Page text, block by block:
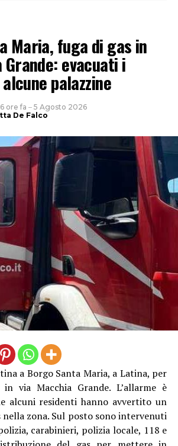
Maria, fuga di gas in
evacuati i
palazzine
6 ore fa – 5 Agosto 2026
De Falco
a Borgo Santa Maria, a Latina, per
via Macchia Grande. L’allarme è
alcuni residenti hanno avvertito un
zona. Sul posto sono intervenuti
carabinieri, polizia locale, 118 e